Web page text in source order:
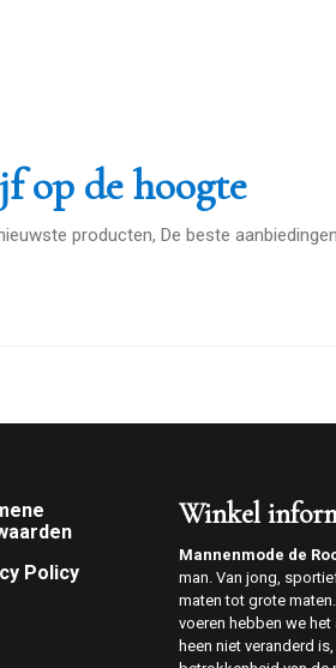
op de hoogte
producten, De beste
Policy
Winkel
Mannenmode de
man. Van jong,
maten tot grote
voeren hebben we
heen niet veranderd